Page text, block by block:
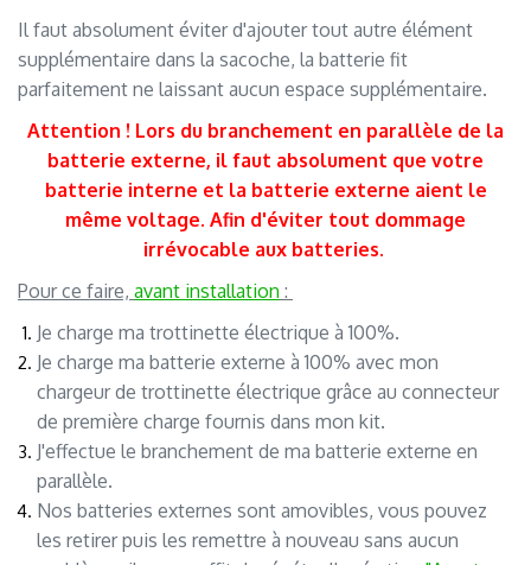
Il faut absolument éviter d'ajouter tout autre élément
supplémentaire dans la sacoche, la batterie fit
parfaitement ne laissant aucun espace supplémentaire.
Attention ! Lors du branchement en parallèle de la
batterie externe, il faut absolument que votre
batterie interne et la batterie externe aient le
même voltage. Afin d'éviter tout dommage
irrévocable aux batteries.
Pour ce faire, avant installation :
Je charge ma trottinette électrique à 100%.
Je charge ma batterie externe à 100% avec mon
chargeur de trottinette électrique grâce au connecteur
de première charge fournis dans mon kit.
J'effectue le branchement de ma batterie externe en
parallèle.
Nos batteries externes sont amovibles, vous pouvez
les retirer puis les remettre à nouveau sans aucun